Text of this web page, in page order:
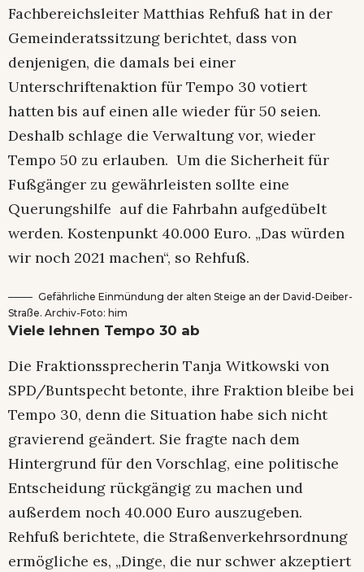
Fachbereichsleiter Matthias Rehfuß hat in der
Gemeinderatssitzung berichtet, dass von
denjenigen, die damals bei einer
Unterschriftenaktion für Tempo 30 votiert
hatten bis auf einen alle wieder für 50 seien.
Deshalb schlage die Verwaltung vor, wieder
Tempo 50 zu erlauben. Um die Sicherheit für
Fußgänger zu gewährleisten sollte eine
Querungshilfe auf die Fahrbahn aufgedübelt
werden. Kostenpunkt 40.000 Euro. „Das würden
wir noch 2021 machen“, so Rehfuß.
Gefährliche Einmündung der alten Steige an der David-Deiber-
Straße. Archiv-Foto: him
Viele lehnen Tempo 30 ab
Die Fraktionssprecherin Tanja Witkowski von
SPD/Buntspecht betonte, ihre Fraktion bleibe bei
Tempo 30, denn die Situation habe sich nicht
gravierend geändert. Sie fragte nach dem
Hintergrund für den Vorschlag, eine politische
Entscheidung rückgängig zu machen und
außerdem noch 40.000 Euro auszugeben.
Rehfuß berichtete, die Straßenverkehrsordnung
ermögliche es, „Dinge, die nur schwer akzeptiert